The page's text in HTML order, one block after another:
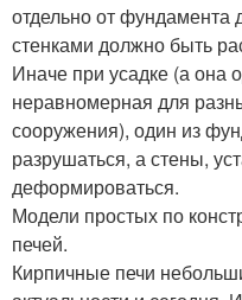
отдельно от фундамента
стенками должно быть
Иначе при усадке (а она
неравномерная для
сооружения), один из
разрушаться, а стены,
деформироваться.
Модели простых по
печей.
Кирпичные печи